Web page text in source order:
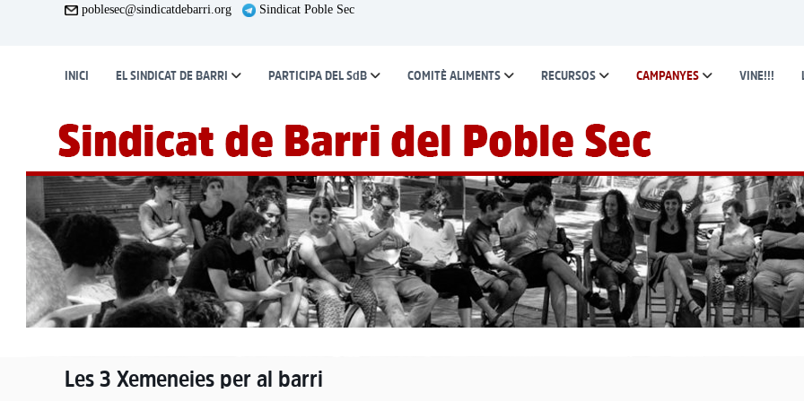
poblesec@sindicatdebarri.org Sindicat Poble Sec
INICI EL SINDICAT DE BARRI PARTICIPA DEL SdB COMITÈ ALIMENTS RECURSOS CAMPANYES VINE!!!
Les 3 Xemeneies per al barri